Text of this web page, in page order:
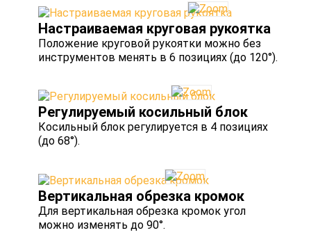
Настраиваемая круговая рукоятка
Положение круговой рукоятки можно без
инструментов менять в 6 позициях (до 120°).
Регулируемый косильный блок
Косильный блок регулируется в 4 позициях
(до 68°).
Вертикальная обрезка кромок
Для вертикальная обрезка кромок угол
можно изменять до 90°.